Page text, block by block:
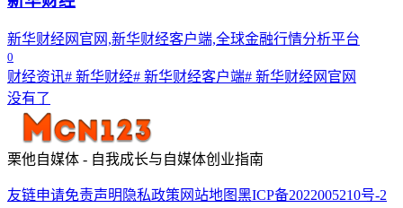
新华财经网官网,新华财经客户端,全球金融行情分析平台
0
财经资讯# 新华财经# 新华财经客户端# 新华财经网官网
没有了
栗他自媒体 - 自我成长与自媒体创业指南
友链申请免责声明 隐私政策 网站地图黑ICP备2022005210号-2